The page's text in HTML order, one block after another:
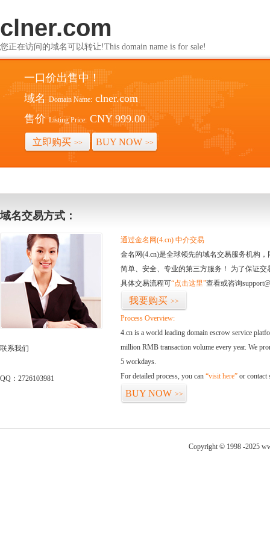
clner.com
您正在访问的域名可以转让!This domain name is for sale!
一口价出售中！
域名 Domain Name: clner.com
售价 Listing Price: CNY 999.00
立即购买 >> BUY NOW >>
域名交易方式：
联系我们
QQ：2726103981
通过金名网(4.cn) 中介交易
金名网(4.cn)是全球领先的域名交易服务机构
简单、安全、专业的第三方服务！ 为了保证
具体交易流程可“点击这里”查看或咨询
我要购买 >>
Process Overview:
4.cn is a world leading domain escrow service
million RMB transaction volume every year. We
5 workdays.
For detailed process, you can “visit here” or contact
BUY NOW >>
Copyright © 1998 -2025